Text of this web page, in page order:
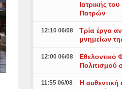
Ιατρικής
Πατρών
12:10 06/08
Τρία έργα
μνημείων
12:00 06/08
Εθελοντικό
Πολιτισμού
11:55 06/08
Η αυθεντική